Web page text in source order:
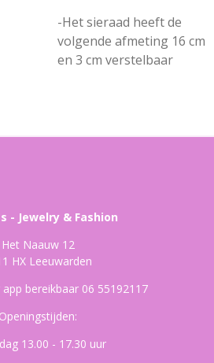
-Het sieraad heeft de
volgende afmeting 16 cm
en 3 cm verstelbaar
- Jewelry & Fashion
Het Naauw 12
HX Leeuwarden
bereikbaar 06 55192117
Openingstijden:
13.00 - 17.30 uur